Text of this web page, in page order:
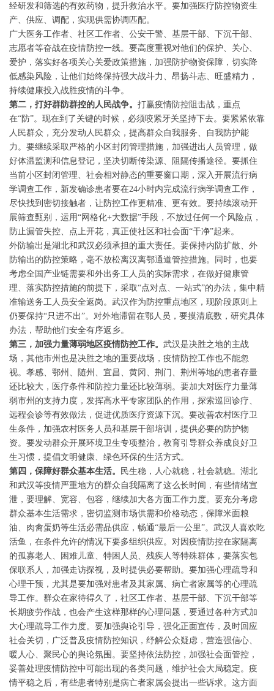
经研发和筛选的有效药物，提升救治水平。要加强医疗防控物资生
产、供应、调配，实现供需协调匹配。
广大医务工作者、社区工作者、公安干警、基层干部、下沉干部、
志愿者等奋战在疫情防控一线。要高度重视对他们的保护、关心、
爱护，落实好各项关心关爱政策措施，加强防护物资保障，切实降
低感染风险，让他们始终保持强大战斗力、昂扬斗志、旺盛精力，
持续健康投入战胜疫情的斗争。
第二，打好群防群控的人民战争。 打赢疫情防控阻击战，重点
在“防”。现在到了关键的时候，必须咬紧牙关坚持下去。要紧紧依靠
人民群众，充分发动人民群众，提高群众自我服务、自我防护能
力。要继续采取严格的小区封闭管理措施，加强进出人员管理，做
好体温监测和信息登记，坚决切断传染源、阻隔传播途径。要抓住
当前小区封闭管理、社会相对静态的重要窗口期，深入开展流行病
学调查工作，新发确诊患者要在24小时内完成流行病学调查工作，
尽快找到密切接触者，让防控工作更精准、更有效。要持续滚动开
展筛查甄别，运用“网格化+大数据”手段，不放过任何一个风险点，
防止漏管失控、点上开花，真正使社区和社会面“干净”起来。
外防输出是湖北和武汉必须承担的重大责任。要保持内防扩散、外
防输出的防控策略，毫不放松离汉离鄂通道管控措施。同时，也要
考虑全国产业链需要和外出务工人员的实际需求，在做好健康管
理、落实防控措施的前提下，采取“点对点、一站式”的办法，集中精
准输送务工人员安全返岗。武汉作为防控重点地区，现阶段原则上
仍要保持“只进不出”。对外地滞留在鄂人员，要摸清底数，研究具体
办法，帮助他们安全有序返乡。
第三，加强力量薄弱地区疫情防控工作。 武汉是决胜之地的主战
场，其他市州也是决胜之地的重要战场，疫情防控工作也不能忽
视。孝感、鄂州、随州、宜昌、黄冈、荆门、荆州等地的患者存量
还比较大，医疗条件和防控力量还比较薄弱。要加大对医疗力量薄
弱市州的支持力度，发挥高水平专家团队的作用，探索巡回诊疗、
远程会诊等有效做法，促进优质医疗资源下沉。要改善农村医疗卫
生条件，加强农村医务人员和基层干部培训，提供必要的防护物
资。要发动群众开展环境卫生专项整治，教育引导群众养成良好卫
生习惯，提倡文明健康、绿色环保的生活方式。
第四，保障好群众基本生活。
民生稳，人心就稳，社会就稳。湖北
和武汉等疫情严重地方的群众自我隔离了这么长时间，有些情绪宣
泄，要理解、宽容、包容，继续加大各方面工作力度。要充分考虑
群众基本生活需求，密切监测市场供需和价格动态，保障米面粮
油、肉禽蛋奶等生活必需品供应，畅通“最后一公里”。武汉人喜欢吃
活鱼，在条件允许的情况下要多组织供应。对因疫情防控在家隔离
的孤寡老人、困难儿童、特困人员、残疾人等特殊群体，要落实包
保联系人，加强走访探视，及时提供必要帮助。要加强心理疏导和
心理干预，尤其是要加强对患者及其家属、病亡者家属等的心理疏
导工作。群众在家待得久了，社区工作者、基层干部、下沉干部等
长期疲劳作战，也会产生这样那样的心理问题，要通过各种方式加
大心理疏导工作力度。要加强舆论引导，强化正面宣传，及时回应
社会关切，广泛普及疫情防控知识，纾解公众疑虑，营造强信心、
暖人心、聚民心的舆论氛围。要坚持依法防控，加强社会面管控，
妥善处理疫情防控中可能出现的各类问题，维护社会大局稳定。疫
情平稳之后，有些患者特别是病亡者家属会提出一些诉求。这方面